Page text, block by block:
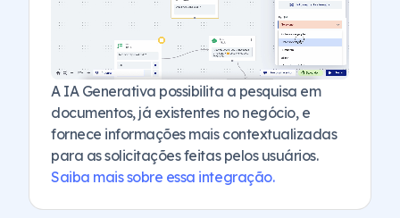
A IA Generativa possibilita a pesquisa em
documentos, já existentes no negócio, e
fornece informações mais contextualizadas
para as solicitações feitas pelos usuários.
Saiba mais sobre essa integração.